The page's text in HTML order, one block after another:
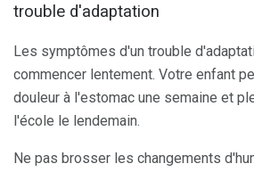
trouble d'adaptation
Les symptômes d'un trouble
commencer lentement. Votre enfant
douleur à l'estomac une semaine et
l'école le lendemain.
Ne pas brosser les changements